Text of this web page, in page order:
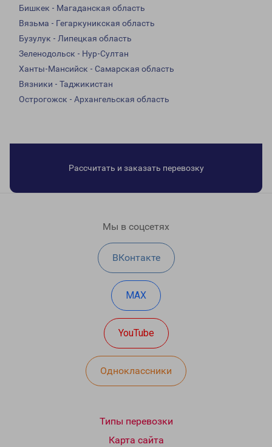
Бишкек - Магаданская область
Вязьма - Гегаркуникская область
Бузулук - Липецкая область
Зеленодольск - Нур-Султан
Ханты-Мансийск - Самарская область
Вязники - Таджикистан
Острогожск - Архангельская область
Рассчитать и заказать перевозку
Мы в соцсетях
ВКонтакте
MAX
YouTube
Одноклассники
Типы перевозки
Карта сайта